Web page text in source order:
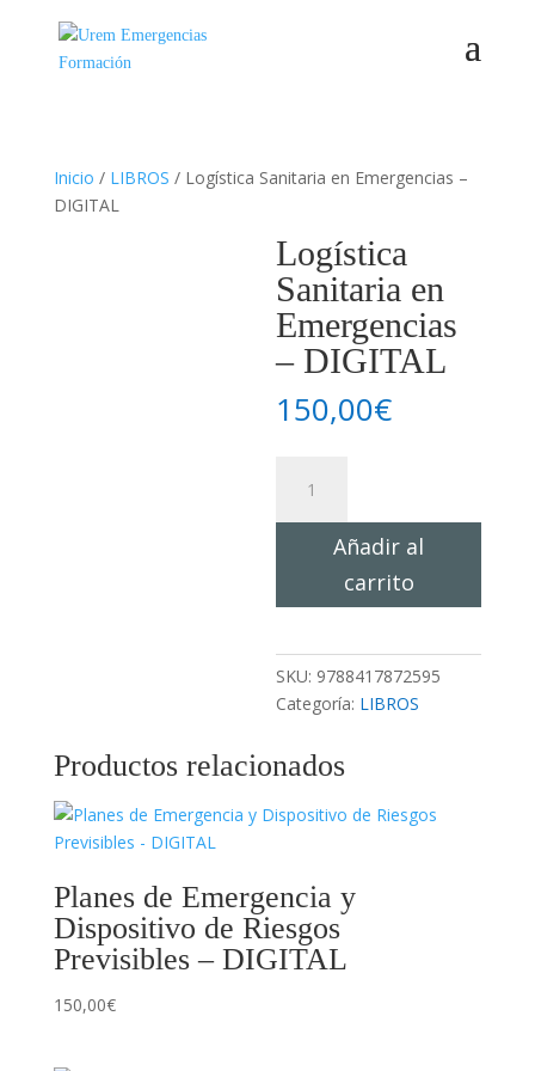
Inicio / LIBROS / Logística Sanitaria en Emergencias –
DIGITAL
Logística
Sanitaria en
Emergencias
– DIGITAL
150,00€
Sanitaria
en
Emergencias
DIGITAL
Añadir al
carrito
SKU: 9788417872595
Categoría: LIBROS
Productos relacionados
Planes de Emergencia y
Dispositivo de Riesgos
Previsibles – DIGITAL
150,00€